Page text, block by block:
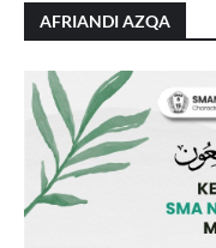
AFRIANDI AZQA